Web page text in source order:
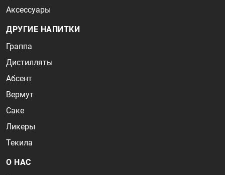
Аксессуары
ДРУГИЕ НАПИТКИ
Граппа
Дистилляты
Абсент
Вермут
Саке
Ликеры
Текила
О НАС